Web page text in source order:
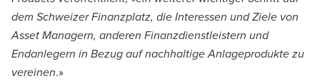
dem Schweizer Finanzplatz, die Interessen und Ziele von
Asset Managern, anderen Finanzdienstleistern und
Endanlegern in Bezug auf nachhaltige Anlageprodukte zu
vereinen.»